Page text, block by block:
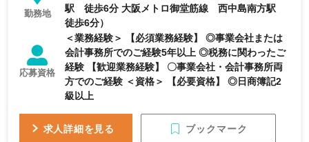
勤務地
駅 徒歩6分 大阪メトロ御堂筋線 西中島南方駅
徒歩6分）
応募資格
＜業務経験＞ 【必須業務経験】 ◎事業会社または
会計事務所でのご経験5年以上 ◎税務に関わったご
経験 【歓迎業務経験】 〇事業会社・会計事務所両
方でのご経験 ＜資格＞ 【必要資格】 ◎日商簿記2
級以上
求人詳細を見る ブックマーク